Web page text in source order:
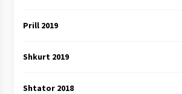
Prill 2019
Shkurt 2019
Shtator 2018